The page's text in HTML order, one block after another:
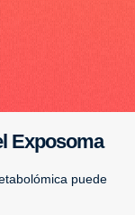
Exposoma
puede